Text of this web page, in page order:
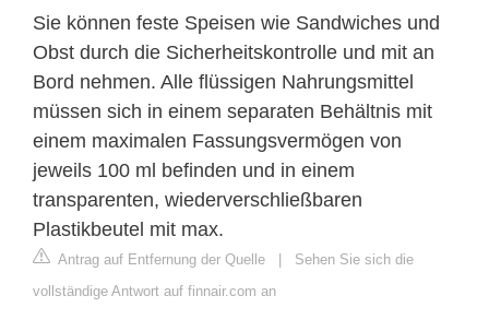
Sie können feste Speisen wie Sandwiches und
Obst durch die Sicherheitskontrolle und mit an
Bord nehmen. Alle flüssigen Nahrungsmittel
müssen sich in einem separaten Behältnis mit
einem maximalen Fassungsvermögen von
jeweils 100 ml befinden und in einem
transparenten, wiederverschließbaren
Plastikbeutel mit max.
Antrag auf Entfernung der Quelle | Sehen Sie sich die
vollständige Antwort auf finnair.com an